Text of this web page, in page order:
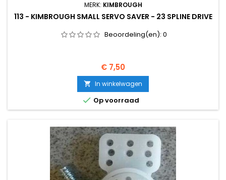
MERK: KIMBROUGH
113 - KIMBROUGH SMALL SERVO SAVER - 23 SPLINE DRIVE
Beoordeling(en): 0
Prijs
€ 7,50
 In winkelwagen
 Op voorraad